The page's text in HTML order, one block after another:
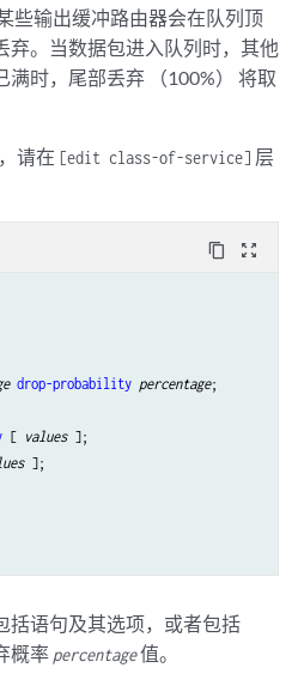
些输出缓冲路由器会在队列顶
弃。当数据包进入队列时，其他
时，尾部丢弃 （100%） 将取
请在 [edit class-of-service] 层
content_copy zoom_out_map
drop-probability percentage;
[ values ];
];
括语句及其选项，或者包括
概率 percentage值。